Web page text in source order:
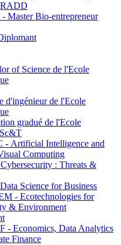
Master Bio-entrepreneur
of Science de l'Ecole
d'ingénieur de l'Ecole
gradué de l'Ecole
Artificial Intelligence and
Computing
: Threats &
Science for Business
- Ecotechnologies for
& Environment
- Economics, Data Analytics
Finance